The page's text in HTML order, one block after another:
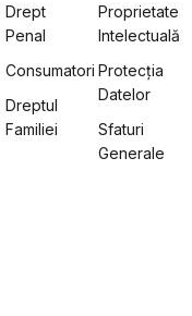
Drept
Penal
Consumatori
Dreptul
Familiei
Proprietate
Intelectuală
Protecția
Datelor
Sfaturi
Generale